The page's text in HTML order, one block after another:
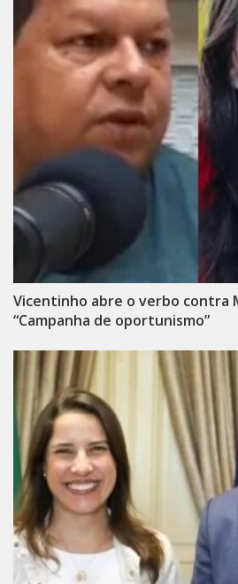
Vicentinho abre o verbo contra
“Campanha de oportunismo”